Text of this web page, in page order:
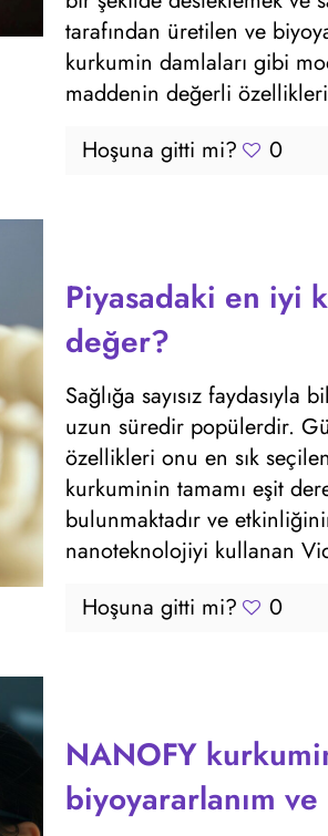
tarafından üretilen ve
kurkumin damlaları gibi
maddenin değerli
Hoşuna gitti mi?
0
Piyasadaki en iyi
değer?
Sağlığa sayısız
uzun süredir popülerdir.
özellikleri onu en sık
kurkuminin tamamı eşit
bulunmaktadır ve
nanoteknolojiyi kullanan
Hoşuna gitti mi?
0
NANOFY
biyoyararlanım ve